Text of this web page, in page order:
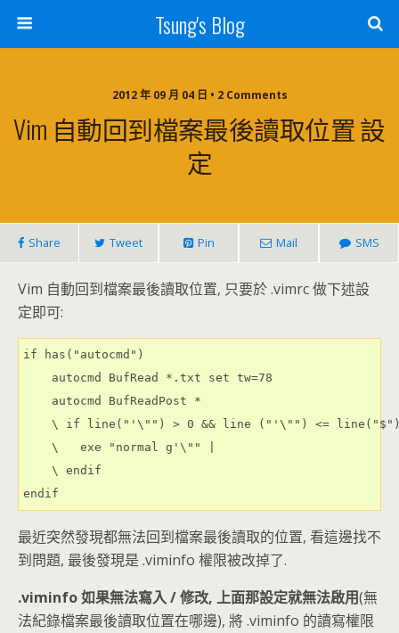
Tsung's Blog
2012 年 09 月 04 日 • 2 Comments
Vim 自動回到檔案最後讀取位置 設
定
Share Tweet Pin Mail SMS
Vim 自動回到檔案最後讀取位置, 只要於 .vimrc 做下述設
定即可:
if has("autocmd")
    autocmd BufRead *.txt set tw=78
    autocmd BufReadPost *
\ if line("'\"") > 0 && line ("'\"") <=
    \   exe "normal g'\"" |
    \ endif
endif
最近突然發現都無法回到檔案最後讀取的位置, 看這邊找不
到問題, 最後發現是 .viminfo 權限被改掉了.
.viminfo 如果無法寫入 / 修改, 上面那設定就無法啟用(無
法紀錄檔案最後讀取位置在哪邊), 將 .viminfo 的讀寫權限